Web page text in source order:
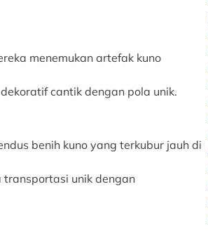
menemukan artefak kuno
cantik dengan pola unik.
benih kuno yang terkubur jauh di
unik dengan